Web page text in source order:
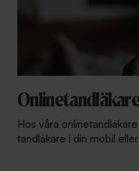
Hos våra
tandläkare i din mobil